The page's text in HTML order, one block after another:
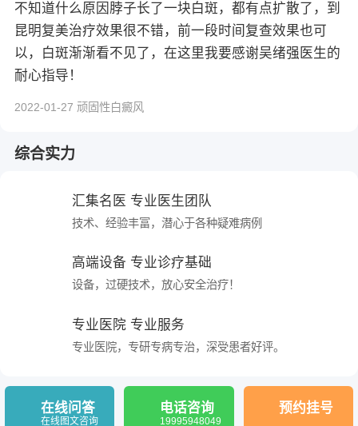
不知道什么原因脖子长了一块白斑，都有点扩散了，到
昆明复美治疗效果很不错，前一段时间复查效果也可
以，白斑渐渐看不见了，在这里我要感谢吴绪强医生的
耐心指导！
2022-01-27 顽固性白癜风
综合实力
汇集名医 专业医生团队
技术、经验丰富，潜心于各种疑难病例
高端设备 专业诊疗基础
设备，过硬技术，放心安全治疗！
专业医院 专业服务
专业医院，专研专病专治，深受患者好评。
在线问答
在线图文咨询
电话咨询
19995948049
预约挂号